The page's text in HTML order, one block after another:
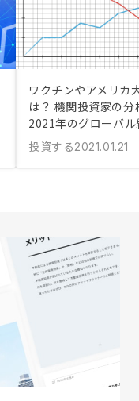
ワクチンやアメリカ
は？ 機関投資家の
2021年のグローバ
投資する2021.01.21